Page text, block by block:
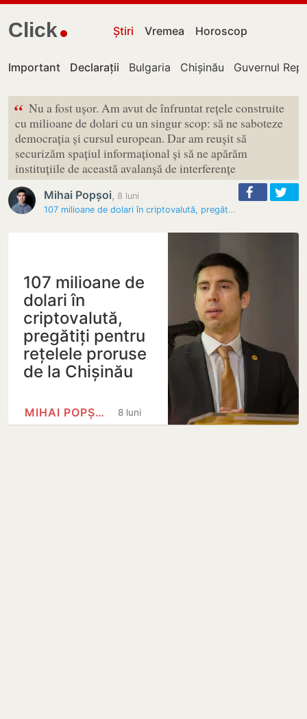
Click Știri Vremea Horoscop
Important Declarații Bulgaria Chișinău Guvernul
“ Nu a fost ușor. Am avut de înfruntat rețele construite
cu milioane de dolari cu un singur scop: să ne saboteze
democrația și cursul european. Dar am reușit să
securizăm spațiul informațional și să ne apărăm
instituțiile de această avalanșă de interferențe
Mihai Popșoi, 8 luni
107 milioane de dolari în criptovalută, pregătiți pentru rețelele…
107 milioane de
dolari în
criptovalută,
pregătiți pentru
rețelele proruse
de la Chișinău
8 luni
MIHAI POPȘOI